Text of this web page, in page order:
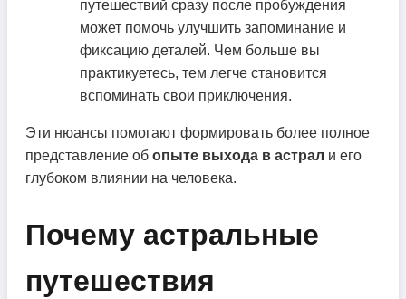
путешествий сразу после пробуждения
может помочь улучшить запоминание и
фиксацию деталей. Чем больше вы
практикуетесь, тем легче становится
вспоминать свои приключения.
Эти нюансы помогают формировать более полное
представление об опыте выхода в астрал и его
глубоком влиянии на человека.
Почему астральные
путешествия